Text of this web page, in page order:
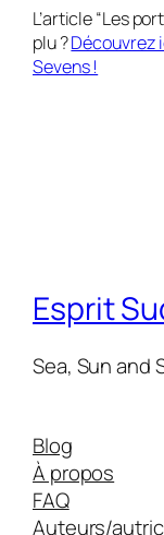
L’article “Les
plu ?Découvrez
Sevens !
Esprit
Sea, Sun and
Blog
À propos
FAQ
Auteurs/